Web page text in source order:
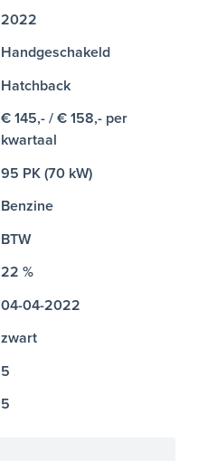
2022
Handgeschakeld
Hatchback
€ 145,- / € 158,- per
kwartaal
95 PK (70 kW)
Benzine
BTW
22 %
04-04-2022
zwart
5
5